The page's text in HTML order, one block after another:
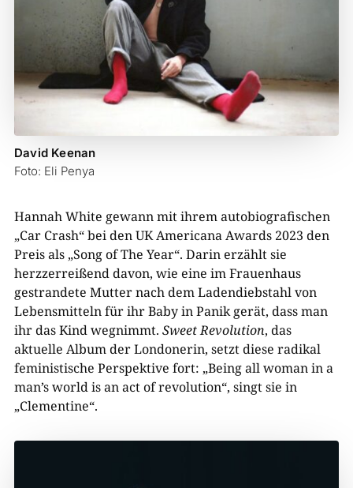
David Keenan
Foto: Eli Penya
Hannah White gewann mit ihrem autobiografischen
„Car Crash“ bei den UK Americana Awards 2023 den
Preis als „Song of The Year“. Darin erzählt sie
herzzerreißend davon, wie eine im Frauenhaus
gestrandete Mutter nach dem Ladendiebstahl von
Lebensmitteln für ihr Baby in Panik gerät, dass man
ihr das Kind wegnimmt. Sweet Revolution, das
aktuelle Album der Londonerin, setzt diese radikal
feministische Perspektive fort: „Being all woman in a
man’s world is an act of revolution“, singt sie in
„Clementine“.